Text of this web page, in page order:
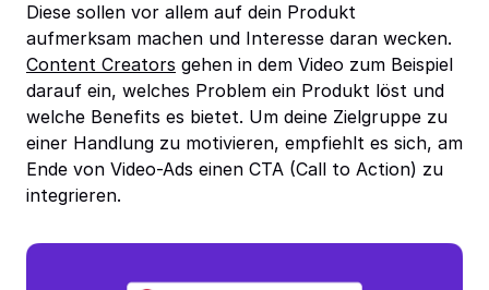
Diese sollen vor allem auf dein Produkt
aufmerksam machen und Interesse daran wecken.
Content Creators gehen in dem Video zum Beispiel
darauf ein, welches Problem ein Produkt löst und
welche Benefits es bietet. Um deine Zielgruppe zu
einer Handlung zu motivieren, empfiehlt es sich, am
Ende von Video-Ads einen CTA (Call to Action) zu
integrieren.